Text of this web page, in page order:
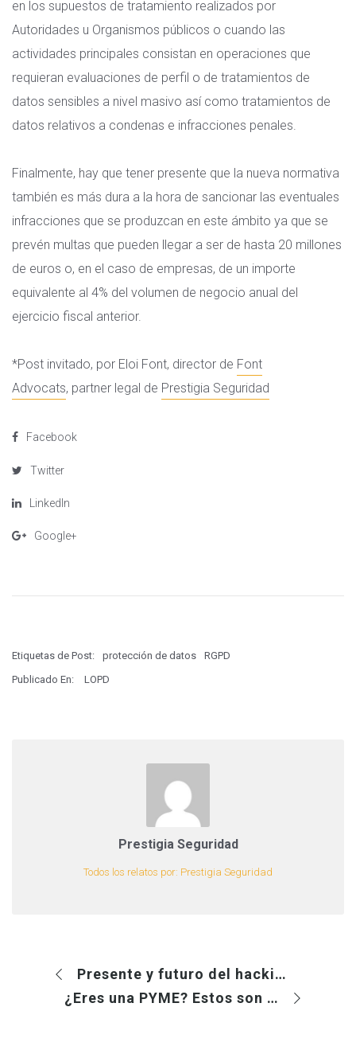
en los supuestos de tratamiento realizados por
Autoridades u Organismos públicos o cuando las
actividades principales consistan en operaciones que
requieran evaluaciones de perfil o de tratamientos de
datos sensibles a nivel masivo así como tratamientos de
datos relativos a condenas e infracciones penales.
Finalmente, hay que tener presente que la nueva normativa
también es más dura a la hora de sancionar las eventuales
infracciones que se produzcan en este ámbito ya que se
prevén multas que pueden llegar a ser de hasta 20 millones
de euros o, en el caso de empresas, de un importe
equivalente al 4% del volumen de negocio anual del
ejercicio fiscal anterior.
*Post invitado, por Eloi Font, director de Font
Advocats, partner legal de Prestigia Seguridad
Facebook
Twitter
LinkedIn
Google+
Etiquetas de Post: protección de datos
RGPD
Publicado En:
LOPD
Prestigia Seguridad
Todos los relatos por: Prestigia Seguridad
Presente y futuro del hacking ético
¿Eres una PYME? Estos son los principales riesgos de ciberseguridad a los que te enfrentas